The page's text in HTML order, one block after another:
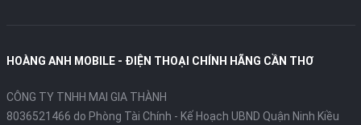
HOÀNG ANH MOBILE - ĐIỆN THOẠI CHÍNH HÃNG CẦN THƠ
CÔNG TY TNHH MAI GIA THÀNH
8036521466 do Phòng Tài Chính - Kế Hoạch UBND Quận Ninh Kiều